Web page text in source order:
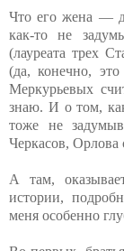
Что его жена —
как-то не
(лауреата трех
(да, конечно,
Меркурьевых
знаю. И о том,
тоже не
Черкасов,
А там,
истории,
меня особенно